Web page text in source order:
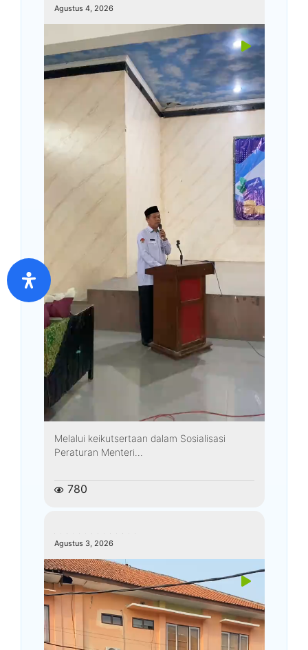
Agustus 4, 2026
Melalui keikutsertaan dalam Sosialisasi
Peraturan Menteri...
780
Agustus 3, 2026